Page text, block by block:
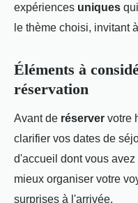
expériences uniques
le thème choisi, invitant
Éléments à
réservation
Avant de réserver votre
clarifier vos dates de
d'accueil dont vous
mieux organiser votre
surprises à l'arrivée.